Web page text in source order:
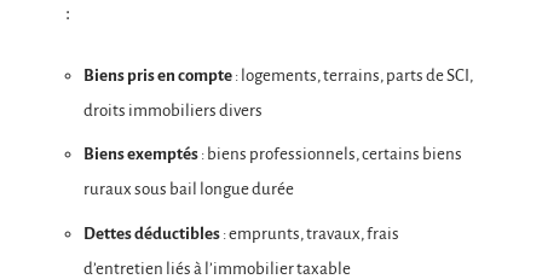
:
Biens pris en compte : logements, terrains, parts de SCI,
droits immobiliers divers
Biens exemptés : biens professionnels, certains biens
ruraux sous bail longue durée
Dettes déductibles : emprunts, travaux, frais
d’entretien liés à l’immobilier taxable